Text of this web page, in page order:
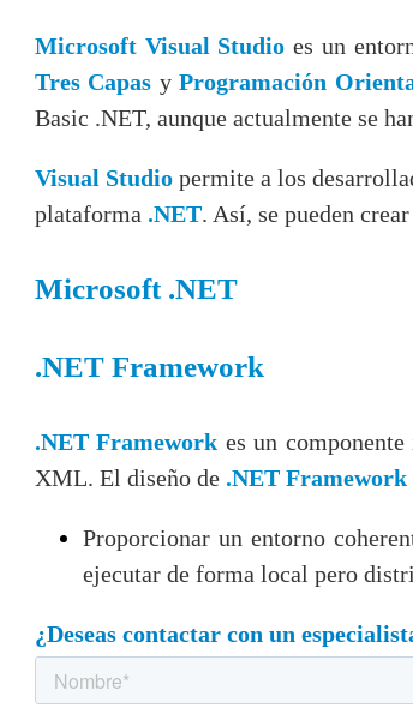
Microsoft Visual Studio es un
Tres Capas yProgramación
Basic .NET, aunque actualmente se
Visual Studio permite a los
plataforma .NET. Así, se pueden
Microsoft .NET
.NET Framework
.NET Framework es un
XML. El diseño de .NET Framework
Proporcionar un entorno
ejecutar de forma local pero
¿Deseas contactar con un